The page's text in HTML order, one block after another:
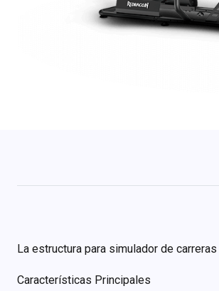
La estructura para simulador de
Características Principales